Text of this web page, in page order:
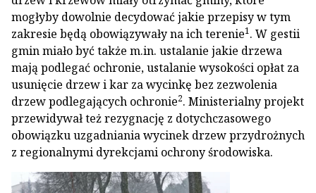
mogłyby dowolnie decydować jakie przepisy w tym
zakresie będą obowiązywały na ich terenie1. W gestii
gmin miało być także m.in. ustalanie jakie drzewa
mają podlegać ochronie, ustalanie wysokości opłat za
usunięcie drzew i kar za wycinkę bez zezwolenia
drzew podlegających ochronie2. Ministerialny projekt
przewidywał też rezygnację z dotychczasowego
obowiązku uzgadniania wycinek drzew przydrożnych
z regionalnymi dyrekcjami ochrony środowiska.